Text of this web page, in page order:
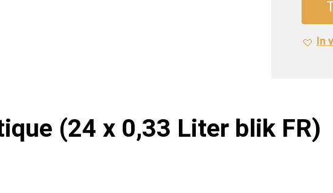
0,33
LiterIn
(24 x 0,33 Liter blik FR)